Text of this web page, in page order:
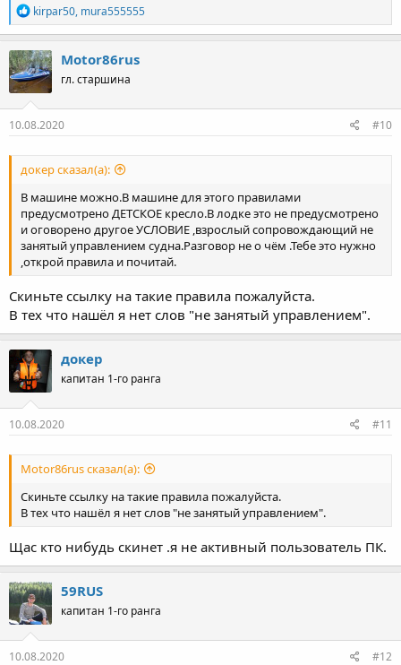
Р
е
а
к
ц
и
и
:
kirpar50, mura555555
Motor86rus
гл. старшина
10.08.2020 #10
докер сказал(а):
В машине можно.В машине для этого правилами
предусмотрено ДЕТСКОЕ кресло.В лодке это не предусмотрено
и оговорено другое УСЛОВИЕ ,взрослый сопровождающий не
занятый управлением судна.Разговор не о чём .Тебе это нужно
,открой правила и почитай.
Скиньте ссылку на такие правила пожалуйста.
В тех что нашёл я нет слов "не занятый управлением".
докер
капитан 1-го ранга
10.08.2020 #11
Motor86rus сказал(а):
Скиньте ссылку на такие правила пожалуйста.
В тех что нашёл я нет слов "не занятый управлением".
Щас кто нибудь скинет .я не активный пользователь ПК.
59RUS
капитан 1-го ранга
10.08.2020 #12